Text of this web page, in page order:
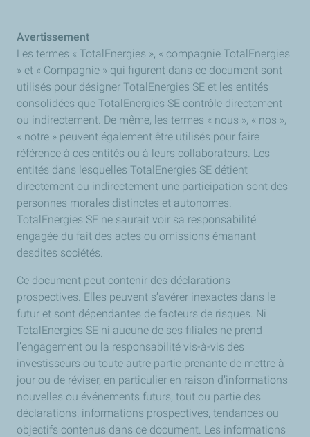
Avertissement
Les termes « TotalEnergies », « compagnie TotalEnergies
» et « Compagnie » qui figurent dans ce document sont
utilisés pour désigner TotalEnergies SE et les entités
consolidées que TotalEnergies SE contrôle directement
ou indirectement. De même, les termes « nous », « nos »,
« notre » peuvent également être utilisés pour faire
référence à ces entités ou à leurs collaborateurs. Les
entités dans lesquelles TotalEnergies SE détient
directement ou indirectement une participation sont des
personnes morales distinctes et autonomes.
TotalEnergies SE ne saurait voir sa responsabilité
engagée du fait des actes ou omissions émanant
desdites sociétés.
Ce document peut contenir des déclarations
prospectives. Elles peuvent s’avérer inexactes dans le
futur et sont dépendantes de facteurs de risques. Ni
TotalEnergies SE ni aucune de ses filiales ne prend
l’engagement ou la responsabilité vis-à-vis des
investisseurs ou toute autre partie prenante de mettre à
jour ou de réviser, en particulier en raison d’informations
nouvelles ou événements futurs, tout ou partie des
déclarations, informations prospectives, tendances ou
objectifs contenus dans ce document. Les informations